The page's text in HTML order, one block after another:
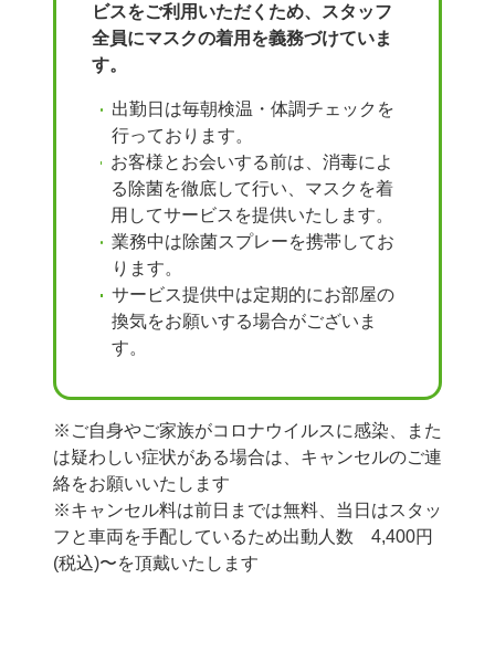
ビスをご利用いただくため、スタッフ
全員にマスクの着用を義務づけていま
す。
出勤日は毎朝検温・体調チェックを
行っております。
お客様とお会いする前は、消毒によ
る除菌を徹底して行い、マスクを着
用してサービスを提供いたします。
業務中は除菌スプレーを携帯してお
ります。
サービス提供中は定期的にお部屋の
換気をお願いする場合がございま
す。
※ご自身やご家族がコロナウイルスに感染、また
は疑わしい症状がある場合は、キャンセルのご連
絡をお願いいたします
※キャンセル料は前日までは無料、当日はスタッ
フと車両を手配しているため出動人数 4,400円
(税込)〜を頂戴いたします